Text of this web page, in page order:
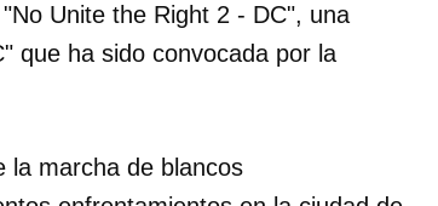
Unite the Right 2 - DC", una
que ha sido convocada por la
la marcha de blancos